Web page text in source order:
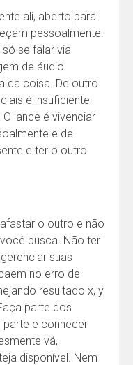
ali, aberto para
pessoalmente.
se falar via
de áudio
da coisa. De outro
é insuficiente
lance é vivenciar
e de
e ter o outro
o outro e não
busca. Não ter
suas
no erro de
resultado x, y
parte dos
parte e conhecer
vá,
disponível. Nem